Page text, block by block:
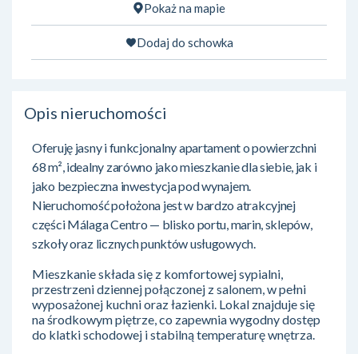
Pokaż na mapie
Dodaj do schowka
Opis nieruchomości
Oferuję jasny i funkcjonalny apartament o powierzchni
68 m², idealny zarówno jako mieszkanie dla siebie, jak i
jako bezpieczna inwestycja pod wynajem.
Nieruchomość położona jest w bardzo atrakcyjnej
części Málaga Centro — blisko portu, marin, sklepów,
szkoły oraz licznych punktów usługowych.
Mieszkanie składa się z komfortowej sypialni,
przestrzeni dziennej połączonej z salonem, w pełni
wyposażonej kuchni oraz łazienki. Lokal znajduje się
na środkowym piętrze, co zapewnia wygodny dostęp
do klatki schodowej i stabilną temperaturę wnętrza.